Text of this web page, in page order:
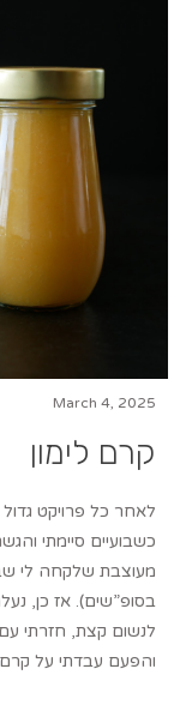
March 4, 2025
קרם לימון
לאחר כל פרויקט
מעוצבת שלקחה לי
בסופ”שים). אז כן,
לנשום קצת, חזרתי
והפעם עבדתי על קרם